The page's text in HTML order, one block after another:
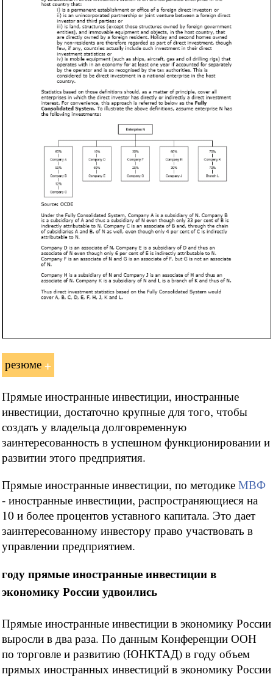
резюме
Прямые иностранные инвестиции, иностранные
инвестиции, достаточно крупные для того, чтобы
создать у владельца долговременную
заинтересованность в успешном функционировании и
развитии этого предприятия.
Прямые иностранные инвестиции, по методике МВФ
- иностранные инвестиции, распространяющиеся на
10 и более процентов уставного капитала. Это дает
заинтересованному инвестору право участвовать в
управлении предприятием.
году прямые иностранные инвестиции в
экономику России удвоились
Прямые иностранные инвестиции в экономику России
выросли в два раза. По данным Конференции ООН
по торговле и развитию (ЮНКТАД) в году объем
прямых иностранных инвестиций в экономику России